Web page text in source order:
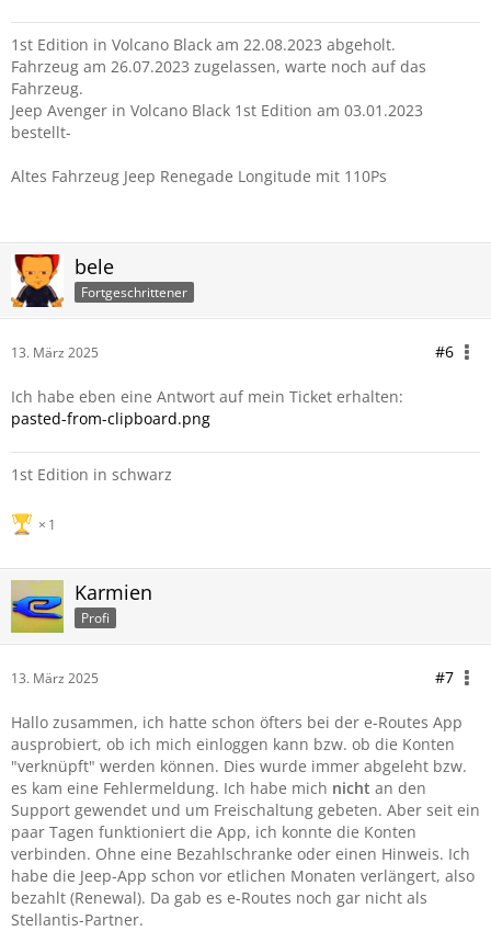
1st Edition in Volcano Black am 22.08.2023 abgeholt.
Fahrzeug am 26.07.2023 zugelassen, warte noch auf das
Fahrzeug.
Jeep Avenger in Volcano Black 1st Edition am 03.01.2023
bestellt-
Altes Fahrzeug Jeep Renegade Longitude mit 110Ps
bele
Fortgeschrittener
13. März 2025 #6
Ich habe eben eine Antwort auf mein Ticket erhalten:
pasted-from-clipboard.png
1st Edition in schwarz
1
Karmien
Profi
13. März 2025 #7
Hallo zusammen, ich hatte schon öfters bei der e-Routes App
ausprobiert, ob ich mich einloggen kann bzw. ob die Konten
"verknüpft" werden können. Dies wurde immer abgeleht bzw.
es kam eine Fehlermeldung. Ich habe mich nicht an den
Support gewendet und um Freischaltung gebeten. Aber seit ein
paar Tagen funktioniert die App, ich konnte die Konten
verbinden. Ohne eine Bezahlschranke oder einen Hinweis. Ich
habe die Jeep-App schon vor etlichen Monaten verlängert, also
bezahlt (Renewal). Da gab es e-Routes noch gar nicht als
Stellantis-Partner.